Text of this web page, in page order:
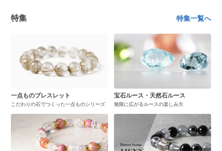
特集 特集一覧へ
一点ものブレスレット
こだわりの石でつくった一点ものシリーズ
宝石ルース・天然石ルース
無限に広がるルースの楽しみ方